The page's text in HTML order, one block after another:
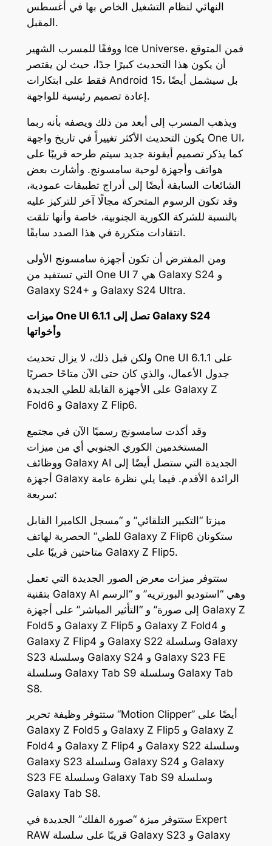
النهائي لنظام التشغيل الخاص بها في أغسطس
المقبل.
ووفقًا للمسرب الشهير Ice Universe، فمن المتوقع
أن يكون هذا التحديث كبيرًا جدًا، حيث لن يقتصر
فقط على ابتكارات Android 15، بل سيشمل أيضًا
إعادة تصميم رئيسية للواجهة.
ويذهب المسرب إلى أبعد من ذلك ويصفه بأنه ربما
يكون التحديث الأكثر تغييراً في تاريخ واجهة One UI،
كما يذكر تصميم أيقونة جديد سيتم طرحه قريبًا على
هواتف وأجهزة لوحية سامسونج. وأشارت بعض
الشائعات السابقة أيضًا إلى أدراج تطبيقات عمودية،
وقد تكون الرسوم المتحركة مجالًا آخر للتركيز عليه
بالنسبة للشركة الكورية الجنوبية، خاصة وأنها تلقت
انتقادات متكررة في هذا الصدد سابقًا.
ومن المفترض أن تكون أجهزة سامسونج الأولى
التي تستفيد من One UI 7 هي Galaxy S24 و
Galaxy S24+ و Galaxy S24 Ultra.
ميزات One UI 6.1.1 تصل إلى Galaxy S24
وأخواتها
ولكن قبل ذلك، لا يزال تحديث One UI 6.1.1 على
جدول الأعمال، والذي كان حتى الآن متاحًا حصريًا
على الأجهزة القابلة للطي الجديدة Galaxy Z
Fold6 و Galaxy Z Flip6.
وقد أكدت سامسونج رسميًا الآن في مجتمع
المستخدمين الكوري الجنوبي أي من ميزات
ووظائف Galaxy AI الجديدة التي ستصل أيضًا إلى
أجهزة Galaxy الرائدة الأقدم. فيما يلي نظرة عامة
سريعة:
ميزتا “التكبير التلقائي” و “مسجل الكاميرا القابل
للطي” الحصرية لهاتف Galaxy Z Flip6 ستكونان
متاحتين قريبًا على Galaxy Z Flip5.
ستتوفر ميزات معرض الصور الجديدة التي تعمل
بتقنية Galaxy AI وهي “استوديو البورتريه” و “الرسم
إلى صورة” و “التأثير المباشر” على أجهزة Galaxy Z
Fold5 و Galaxy Z Flip5 و Galaxy Z Fold4 و
Galaxy Z Flip4 و Galaxy S22 وسلسلة Galaxy
S23 وسلسلة Galaxy S24 و Galaxy S23 FE
وسلسلة Galaxy Tab S9 وسلسلة Galaxy Tab
S8.
ستتوفر وظيفة تحرير “Motion Clipper” أيضًا على
Galaxy Z Fold5 و Galaxy Z Flip5 و Galaxy Z
Fold4 و Galaxy Z Flip4 و Galaxy S22 وسلسلة
Galaxy S23 وسلسلة Galaxy S24 و Galaxy
S23 FE وسلسلة Galaxy Tab S9 وسلسلة
Galaxy Tab S8.
ستتوفر ميزة “صورة الفلك” الجديدة في Expert
RAW قريبًا على سلسلة Galaxy S23 و Galaxy